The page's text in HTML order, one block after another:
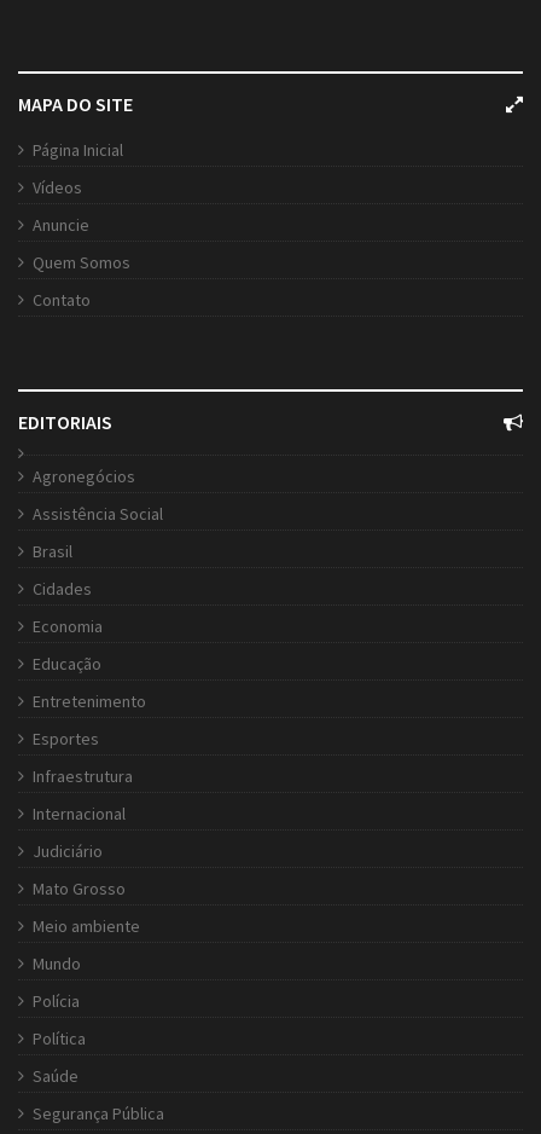
MAPA DO SITE
Página Inicial
Vídeos
Anuncie
Quem Somos
Contato
EDITORIAIS
Agronegócios
Assistência Social
Brasil
Cidades
Economia
Educação
Entretenimento
Esportes
Infraestrutura
Internacional
Judiciário
Mato Grosso
Meio ambiente
Mundo
Polícia
Política
Saúde
Segurança Pública